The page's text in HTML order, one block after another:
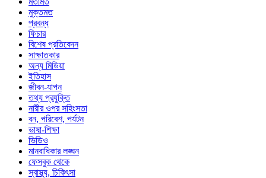
মুক্তমত
প্রবন্ধ
ফিচার
বিশেষ প্রতিবেদন
সাক্ষাতকার
অন্য মিডিয়া
ইতিহাস
জীবন-যাপন
তথ্য প্রযুক্তি
নারীর ওপর সহিংসতা
বন, পরিবেশ, পর্যটন
ভাষা-শিক্ষা
ভিডিও
মানবাধিকার লঙ্ঘন
ফেসবুক থেকে
স্বাস্থ্য, চিকিৎসা